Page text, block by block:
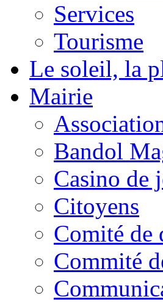
Services
Tourisme
Le soleil, la
Mairie
Bandol
Casino de
Citoyens
Comité de
Commité